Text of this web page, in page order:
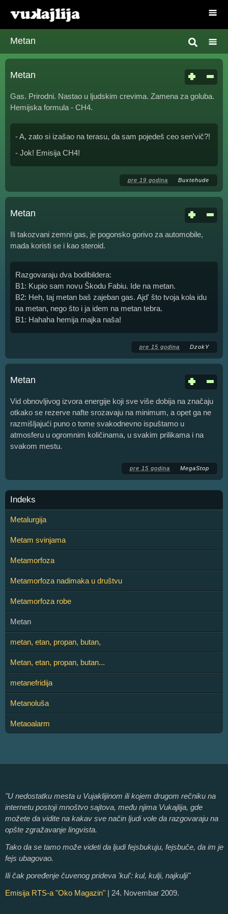
Metan
Metan
Gas. Prirodni. Nastao u ljudskim crevima. Zamena za goluba.
Hemijska formula - CH4.
- A, zato si izašao na terasu, da sam pojedeš ceo sen'vič?!
- Jok! Emisija CH4!
pre 19 godina Buxtehude
Metan
Ili takozvani zemni gas, je pogonsko gorivo za automobile,
mada koristi se i kao steroid.
Razgovaraju dva bodibildera:
B1: Kupio sam novu Škodu Fabiu. Ide na metan.
B2: Heh, taj metan baš zajeban gas. Ajd' što tvoja kola idu
na metan, nego što i ja idem na metan tebra.
B1: Hahaha hemija majka naša!
pre 15 godina DzokY
Metan
Vid obnovljivog izvora energije koji sve više dobija na značaju
otkako se rezerve nafte srozavaju na minimum, a opet ga ne
razmišljajući puno o tome svakodnevno ispuštamo u
atmosferu u ogromnim količinama, u svakim prilikama i na
svakom mestu.
pre 15 godina MegaStop
Indeks
Metalurgija
Metam svinjama
Metamorfoza
Metamorfoza nadimaka u društvu
Metamorfoza robe
Metan
metan, etan, propan, butan,
Metan, etan, propan, butan...
metanefridija
Metanoluša
Metaoalarm
"U nedostatku mesta u Vujaklijinom ili kojem drugom rečniku na
internetu postoji mnoštvo sajtova, među njima Vukajlija, gde
možete da vidite na kakav sve način ljudi vole da razgovaraju na
opšte zgražavanje lingvista.
Tako da se tamo može videti da ljudi fejsbukuju, fejsbuče, da im je
fejs ubagovao.
Ili čak poređenje čuvenog prideva 'kul': kul, kulji, najkulji"
Emisija RTS-a "Oko Magazin" | 24. Novembar 2009.